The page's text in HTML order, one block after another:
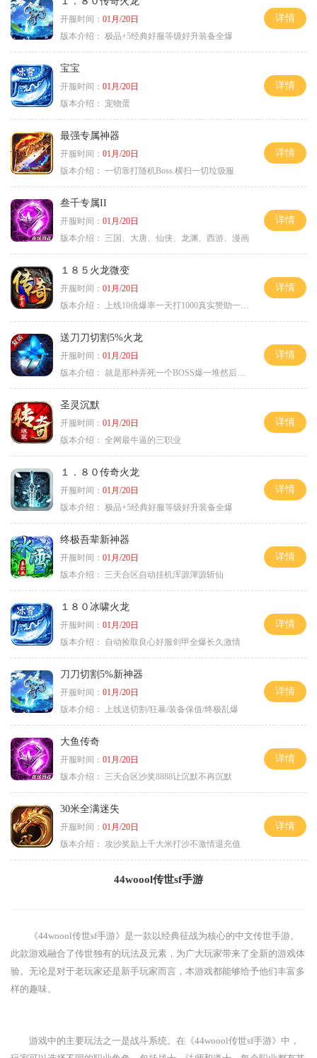
开服时间： 01月/20日
版本介绍： 极品+5经典好服等级好升装备全爆
详情
宝宝
开服时间： 01月/20日
版本介绍： 宠物蛋
详情
最强专属神器
开服时间： 01月/20日
版本介绍： 一切靠打随机Boss.横扫一切垃圾服
详情
叁千专属II
开服时间： 01月/20日
版本介绍：
三国、大唐、仙侠、龙渊、西游、漫画
详情
１８５火龙微变
开服时间： 01月/20日
版本介绍：
上线10倍爆率一天打1000真实赞助一夜终
详情
送刀刀切割5%火龙
开服时间： 01月/20日
版本介绍： 就是那种弄死一个BOSS爆一堆然后就起飞
详情
圣灵沉默
开服时间： 01月/20日
版本介绍： 全网最牛逼的三职业
详情
１．８０传奇火龙
开服时间： 01月/20日
版本介绍： 极品+5经典好服等级好升装备全爆
详情
终极吾辈新神器
开服时间： 01月/20日
版本介绍：
三天合区自动挂机浑源渾源斩仙
详情
１８０冰啸火龙
开服时间： 01月/20日
版本介绍：
自动捡取良心好服剑甲全爆长久激情
详情
刀刀切割5%新神器
开服时间： 01月/20日
版本介绍：
上线送切割/狂暴/装备保值/终极乱爆
详情
大鱼传奇
开服时间： 01月/20日
版本介绍：
三天合区沙奖8888让沉默不再沉默
详情
30米全满迷失
开服时间： 01月/20日
版本介绍： 攻沙奖励上千大米打沙不激情退充值
详情
44woool传世sf手游
《44woool传世sf手游》是一款以经典征战为核心的中文传世手游。
此款游戏融合了传世独有的玩法及元素，为广大玩家带来了全新的游戏体
验。无论是对于老玩家还是新手玩家而言，本游戏都能够给予他们丰富多
样的趣味。
游戏中的主要玩法之一是战斗系统。在《44woool传世sf手游》中，